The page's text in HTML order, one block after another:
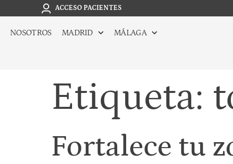
ACCESO PACIENTES
NOSOTROS MADRID MÁLAGA
Etiqueta:
Fortalece tu